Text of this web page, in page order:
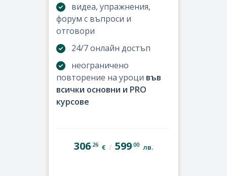
видеа, упражнения,
форум с въпроси и
отговори
24/7 онлайн достъп
неограничено
повторение на уроци във
всички основни и PRO
курсове
306 .26 € / 599 .00 лв.